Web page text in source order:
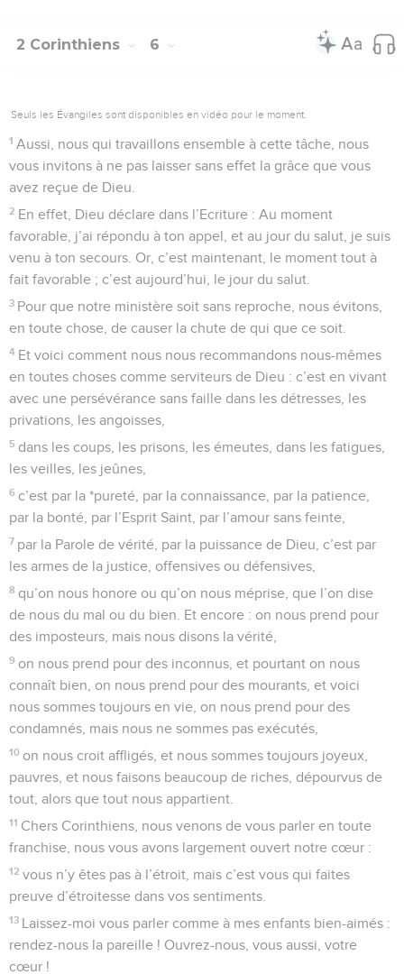
2 Corinthiens 6
Seuls les Évangiles sont disponibles en vidéo pour le moment.
1 Aussi, nous qui travaillons ensemble à cette tâche, nous
vous invitons à ne pas laisser sans effet la grâce que vous
avez reçue de Dieu.
2 En effet, Dieu déclare dans l’Ecriture : Au moment
favorable, j’ai répondu à ton appel, et au jour du salut, je suis
venu à ton secours. Or, c’est maintenant, le moment tout à
fait favorable ; c’est aujourd’hui, le jour du salut.
3 Pour que notre ministère soit sans reproche, nous évitons,
en toute chose, de causer la chute de qui que ce soit.
4 Et voici comment nous nous recommandons nous-mêmes
en toutes choses comme serviteurs de Dieu : c’est en vivant
avec une persévérance sans faille dans les détresses, les
privations, les angoisses,
5 dans les coups, les prisons, les émeutes, dans les fatigues,
les veilles, les jeûnes,
6 c’est par la *pureté, par la connaissance, par la patience,
par la bonté, par l’Esprit Saint, par l’amour sans feinte,
7 par la Parole de vérité, par la puissance de Dieu, c’est par
les armes de la justice, offensives ou défensives,
8 qu’on nous honore ou qu’on nous méprise, que l’on dise
de nous du mal ou du bien. Et encore : on nous prend pour
des imposteurs, mais nous disons la vérité,
9 on nous prend pour des inconnus, et pourtant on nous
connaît bien, on nous prend pour des mourants, et voici
nous sommes toujours en vie, on nous prend pour des
condamnés, mais nous ne sommes pas exécutés,
10 on nous croit affligés, et nous sommes toujours joyeux,
pauvres, et nous faisons beaucoup de riches, dépourvus de
tout, alors que tout nous appartient.
11 Chers Corinthiens, nous venons de vous parler en toute
franchise, nous vous avons largement ouvert notre cœur :
12 vous n’y êtes pas à l’étroit, mais c’est vous qui faites
preuve d’étroitesse dans vos sentiments.
13 Laissez-moi vous parler comme à mes enfants bien-aimés :
rendez-nous la pareille ! Ouvrez-nous, vous aussi, votre
cœur !